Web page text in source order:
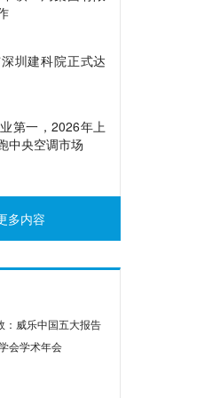
圳建科院正式达
第一，2026年上
中央空调市场
多内容
：威乐中国五大报告
会学术年会